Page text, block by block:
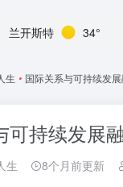
兰开斯特 34°
生 • 国际关系与可持续发
可持续发展
生 8个月前更新